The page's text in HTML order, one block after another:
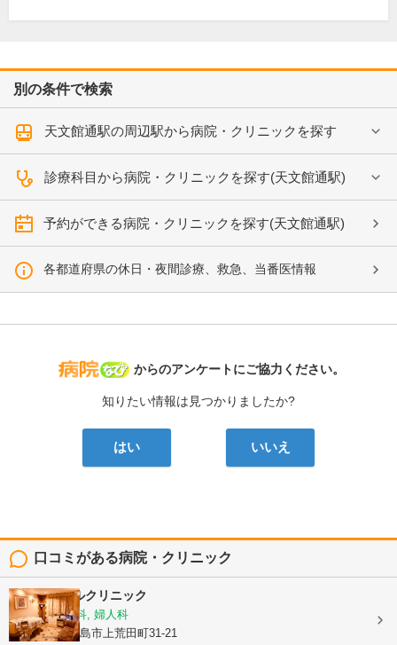
別の条件で検索
天文館通駅の周辺駅から病院・クリニックを探す
診療科目から病院・クリニックを探す(天文館通駅)
予約ができる病院・クリニックを探す(天文館通駅)
各都道府県の休日・夜間診療、救急、当番医情報
病院なび
からのアンケートにご協力ください。
知りたい情報は見つかりましたか?
はい いいえ
口コミがある病院・クリニック
平野エンゼルクリニック
産婦人科, 産科, 婦人科
鹿児島県鹿児島市上荒田町31-21